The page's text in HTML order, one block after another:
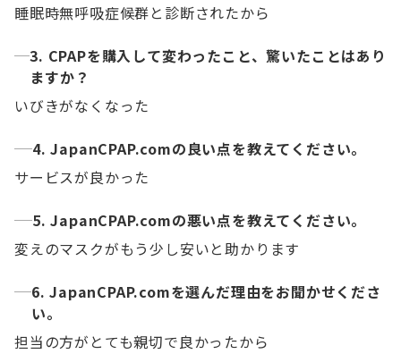
睡眠時無呼吸症候群と診断されたから
3. CPAPを購入して変わったこと、驚いたことはあり
ますか？
いびきがなくなった
4. JapanCPAP.comの良い点を教えてください。
サービスが良かった
5. JapanCPAP.comの悪い点を教えてください。
変えのマスクがもう少し安いと助かります
6. JapanCPAP.comを選んだ理由をお聞かせくださ
い。
担当の方がとても親切で良かったから